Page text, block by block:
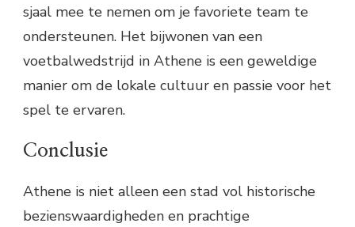
sjaal mee te nemen om je favoriete team te
ondersteunen. Het bijwonen van een
voetbalwedstrijd in Athene is een geweldige
manier om de lokale cultuur en passie voor het
spel te ervaren.
Conclusie
Athene is niet alleen een stad vol historische
bezienswaardigheden en prachtige